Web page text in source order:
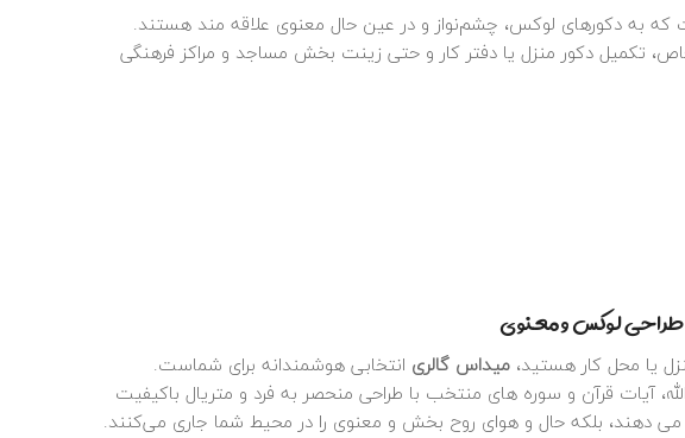
به دکورهای لوکس، چشم‌نواز و در عین حال معنوی علاقه‌ مند هستند.
تکمیل دکور منزل یا دفتر کار و حتی زینت‌ بخش مساجد و مراکز فرهنگی‌
طراحی لوکس و معنوی
یا محل کار هستید، میداس گالری انتخابی هوشمندانه برای شماست.
آیات قرآن و سوره‌ های منتخب با طراحی منحصر به فرد و متریال باکیفیت
دهند، بلکه حال‌ و هوای روح‌ بخش و معنوی را در محیط شما جاری می‌کنند.